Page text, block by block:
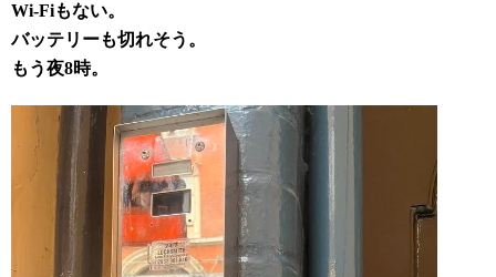
Wi-Fiもない。
バッテリーも切れそう。
もう夜8時。